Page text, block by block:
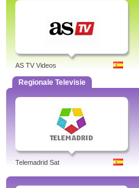
AS TV Videos
Regionale Televisie
Telemadrid Sat